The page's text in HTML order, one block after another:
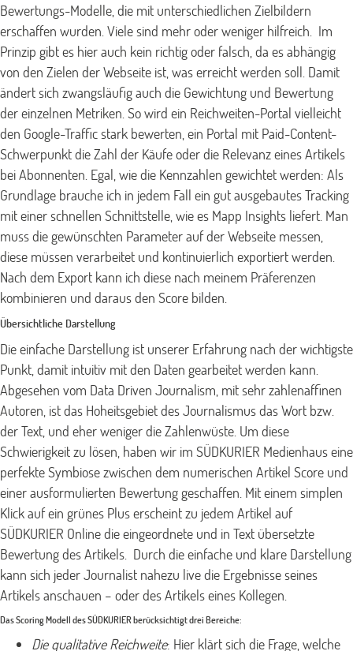
Bewertungs-Modelle, die mit unterschiedlichen Zielbildern
erschaffen wurden. Viele sind mehr oder weniger hilfreich. Im
Prinzip gibt es hier auch kein richtig oder falsch, da es abhängig
von den Zielen der Webseite ist, was erreicht werden soll. Damit
ändert sich zwangsläufig auch die Gewichtung und Bewertung
der einzelnen Metriken. So wird ein Reichweiten-Portal vielleicht
den Google-Traffic stark bewerten, ein Portal mit Paid-Content-
Schwerpunkt die Zahl der Käufe oder die Relevanz eines Artikels
bei Abonnenten. Egal, wie die Kennzahlen gewichtet werden: Als
Grundlage brauche ich in jedem Fall ein gut ausgebautes Tracking
mit einer schnellen Schnittstelle, wie es Mapp Insights liefert. Man
muss die gewünschten Parameter auf der Webseite messen,
diese müssen verarbeitet und kontinuierlich exportiert werden.
Nach dem Export kann ich diese nach meinem Präferenzen
kombinieren und daraus den Score bilden.
Übersichtliche Darstellung
Die einfache Darstellung ist unserer Erfahrung nach der wichtigste
Punkt, damit intuitiv mit den Daten gearbeitet werden kann.
Abgesehen vom Data Driven Journalism, mit sehr zahlenaffinen
Autoren, ist das Hoheitsgebiet des Journalismus das Wort bzw.
der Text, und eher weniger die Zahlenwüste. Um diese
Schwierigkeit zu lösen, haben wir im SÜDKURIER Medienhaus eine
perfekte Symbiose zwischen dem numerischen Artikel Score und
einer ausformulierten Bewertung geschaffen. Mit einem simplen
Klick auf ein grünes Plus erscheint zu jedem Artikel auf
SÜDKURIER Online die eingeordnete und in Text übersetzte
Bewertung des Artikels. Durch die einfache und klare Darstellung
kann sich jeder Journalist nahezu live die Ergebnisse seines
Artikels anschauen – oder des Artikels eines Kollegen.
Das Scoring Modell des SÜDKURIER berücksichtigt drei Bereiche:
Die qualitative Reichweite: Hier klärt sich die Frage, welche